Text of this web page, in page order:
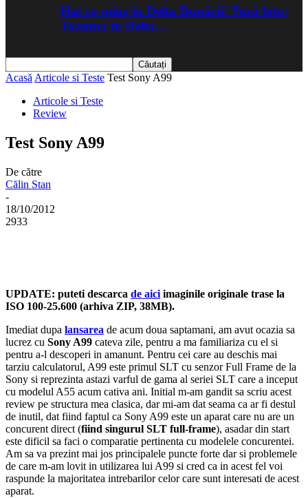
Hai cu mine în Delta Dunării! Tură foto:
Toamna în Delta…
Acasă Articole si Teste Test Sony A99
Articole si Teste
Review
Test Sony A99
De către
Călin Stan
-
18/10/2012
2933
UPDATE: puteti descarca de aici imaginile originale trase la
ISO 100-25.600 (arhiva ZIP, 38MB).
Imediat dupa lansarea de acum doua saptamani, am avut ocazia sa
lucrez cu Sony A99 cateva zile, pentru a ma familiariza cu el si
pentru a-l descoperi in amanunt. Pentru cei care au deschis mai
tarziu calculatorul, A99 este primul SLT cu senzor Full Frame de la
Sony si reprezinta astazi varful de gama al seriei SLT care a inceput
cu modelul A55 acum cativa ani. Initial m-am gandit sa scriu acest
review pe structura mea clasica, dar mi-am dat seama ca ar fi destul
de inutil, dat fiind faptul ca Sony A99 este un aparat care nu are un
concurent direct (fiind singurul SLT full-frame), asadar din start
este dificil sa faci o comparatie pertinenta cu modelele concurentei.
Am sa va prezint mai jos principalele puncte forte dar si problemele
de care m-am lovit in utilizarea lui A99 si cred ca in acest fel voi
raspunde la majoritatea intrebarilor celor care sunt interesati de acest
aparat.